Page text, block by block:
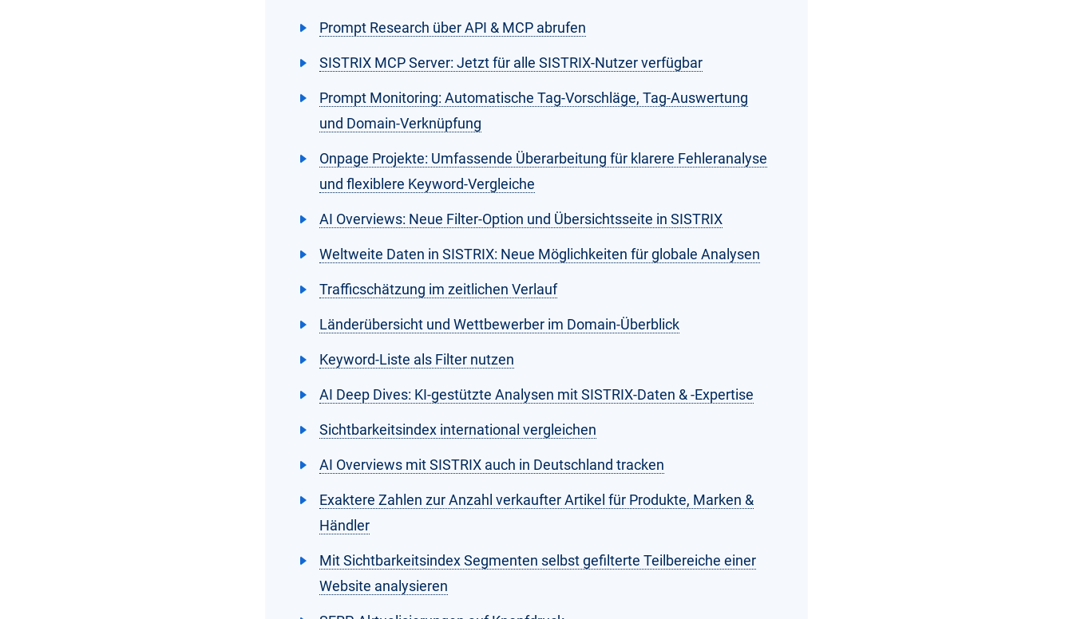
Prompt Research über API & MCP abrufen
SISTRIX MCP Server: Jetzt für alle SISTRIX-Nutzer verfügbar
Prompt Monitoring: Automatische Tag-Vorschläge, Tag-Auswertung
und Domain-Verknüpfung
Onpage Projekte: Umfassende Überarbeitung für klarere Fehleranalyse
und flexiblere Keyword-Vergleiche
AI Overviews: Neue Filter-Option und Übersichtsseite in SISTRIX
Weltweite Daten in SISTRIX: Neue Möglichkeiten für globale Analysen
Trafficschätzung im zeitlichen Verlauf
Länderübersicht und Wettbewerber im Domain-Überblick
Keyword-Liste als Filter nutzen
AI Deep Dives: KI-gestützte Analysen mit SISTRIX-Daten & -Expertise
Sichtbarkeitsindex international vergleichen
AI Overviews mit SISTRIX auch in Deutschland tracken
Exaktere Zahlen zur Anzahl verkaufter Artikel für Produkte, Marken &
Händler
Mit Sichtbarkeitsindex Segmenten selbst gefilterte Teilbereiche einer
Website analysieren